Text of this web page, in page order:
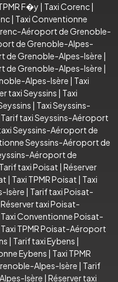
F�y | Taxi Corenc|
| Taxi Conventionne
Aéroport de Grenoble-
de Grenoble-Alpes-
de Grenoble-Alpes-Isère |
de Grenoble-Alpes-Isère |
Alpes-Isère | Taxi
taxi Seyssins | Taxi
| Taxi Seyssins-
Tarif taxi Seyssins-Aéroport
Seyssins-Aéroport de
Seyssins-Aéroport de
Aéroport de
Tarif taxi Poisat | Réserver
| Taxi TPMR Poisat | Taxi
Isère | Tarif taxi Poisat-
Réserver taxi Poisat-
Taxi Conventionne Poisat-
Taxi TPMR Poisat-Aéroport
| Tarif taxi Eybens |
Eybens | Taxi TPMR
Alpes-Isère | Tarif
Isère | Réserver taxi